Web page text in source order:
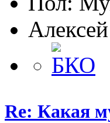
Алексей
Re: Какая